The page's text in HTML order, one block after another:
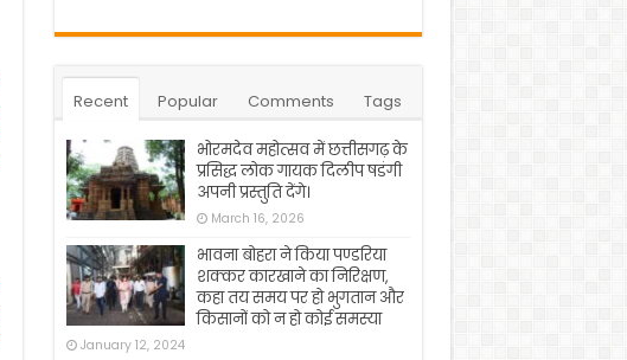
Recent Popular Comments Tags
भोरमदेव महोत्सव में छत्तीसगढ़ के
प्रसिद्ध लोक गायक दिलीप षडंगी
अपनी प्रस्तुति देंगे।
March 16, 2026
भावना बोहरा ने किया पण्डरिया
शक्कर कारखाने का निरिक्षण,
कहा तय समय पर हो भुगतान और
किसानों को न हो कोई समस्या
January 12, 2024